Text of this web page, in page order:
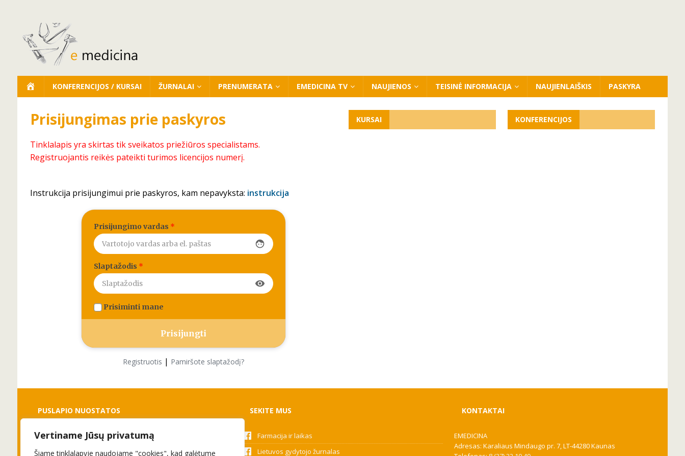
Vertiname Jūsų privatumą
Šiame tinklalapyje naudojame "cookies", kad galėtume
KONFERENCIJOS / KURSAI ŽURNALAI PRENUMERATA EMEDICINA TV NAUJIENOS TEISINĖ INFORMACIJA NAUJIENLAIŠKIS PASKYRA
Prisijungimas prie paskyros
Tinklalapis yra skirtas tik sveikatos priežiūros specialistams.
Registruojantis reikės pateikti turimos licencijos numerį.
Instrukcija prisijungimui prie paskyros, kam nepavyksta: instrukcija
Prisijungimo vardas *
face
Slaptažodis *
visibility
Prisiminti mane
Registruotis | Pamiršote slaptažodį?
KURSAI KONFERENCIJOS
PUSLAPIO NUOSTATOS
Slapukai
Privatumo politika
SEKITE MUS
Farmacija ir laikas
Lietuvos gydytojo žurnalas
KONTAKTAI
EMEDICINA
Adresas: Karaliaus Mindaugo pr. 7, LT-44280 Kaunas